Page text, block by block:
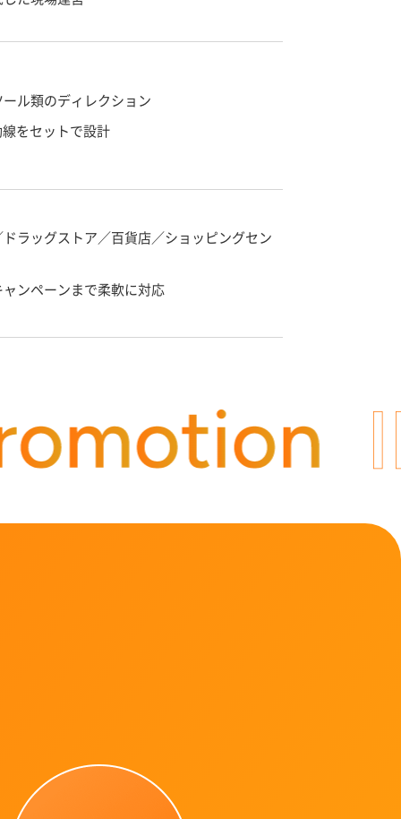
ル類のディレクション
をセットで設計
ラッグストア／百貨店／ショッピングセン
ンペーンまで柔軟に対応